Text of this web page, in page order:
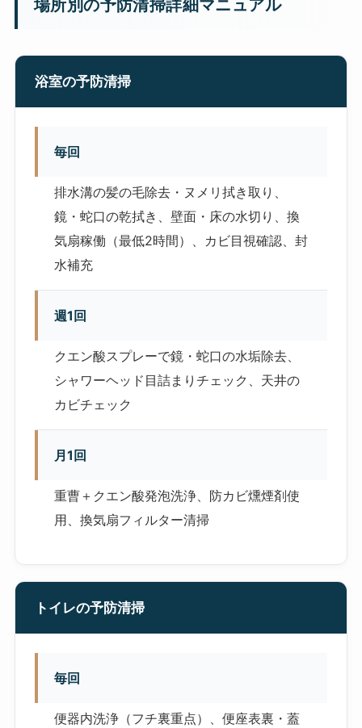
場所別の予防清掃詳細マニュアル
浴室の予防清掃
毎回
排水溝の髪の毛除去・ヌメリ拭き取り、
鏡・蛇口の乾拭き、壁面・床の水切り、換
気扇稼働（最低2時間）、カビ目視確認、封
水補充
週1回
クエン酸スプレーで鏡・蛇口の水垢除去、
シャワーヘッド目詰まりチェック、天井の
カビチェック
月1回
重曹＋クエン酸発泡洗浄、防カビ燻煙剤使
用、換気扇フィルター清掃
トイレの予防清掃
毎回
便器内洗浄（フチ裏重点）、便座表裏・蓋